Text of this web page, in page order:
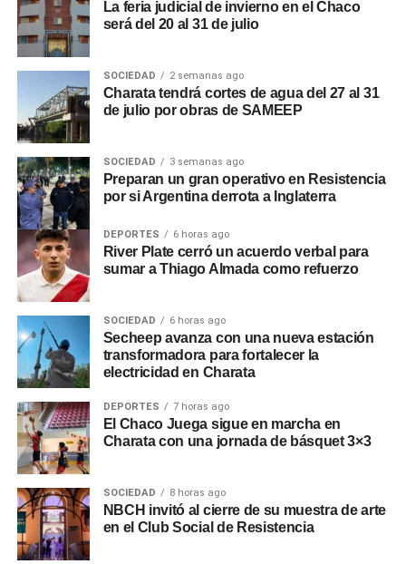
La feria judicial de invierno en el Chaco
será del 20 al 31 de julio
SOCIEDAD 2 semanas ago
Charata tendrá cortes de agua del 27 al 31
de julio por obras de SAMEEP
SOCIEDAD 3 semanas ago
Preparan un gran operativo en Resistencia
por si Argentina derrota a Inglaterra
DEPORTES 6 horas ago
River Plate cerró un acuerdo verbal para
sumar a Thiago Almada como refuerzo
SOCIEDAD 6 horas ago
Secheep avanza con una nueva estación
transformadora para fortalecer la
electricidad en Charata
DEPORTES 7 horas ago
El Chaco Juega sigue en marcha en
Charata con una jornada de básquet 3×3
SOCIEDAD 8 horas ago
NBCH invitó al cierre de su muestra de arte
en el Club Social de Resistencia